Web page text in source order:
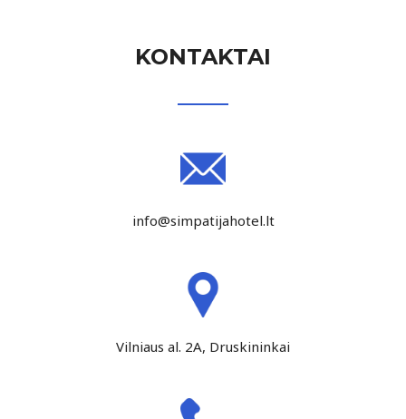
KONTAKTAI
info@simpatijahotel.lt
Vilniaus al. 2A, Druskininkai